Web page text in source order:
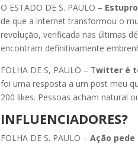
O ESTADO DE S. PAULO –
de que a internet transformou o
revolução, verificada nas últimas
encontram definitivamente
FOLHA DE S, PAULO – Twitter é
foi uma resposta a um post meu
200 likes. Pessoas acham natural
INFLUENCIADORES?
FOLHA DE S. PAULO –Ação